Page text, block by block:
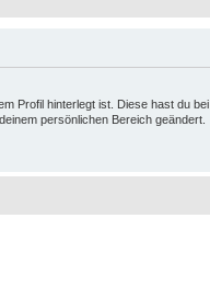
Profil hinterlegt ist. Diese hast du bei
persönlichen Bereich geändert.